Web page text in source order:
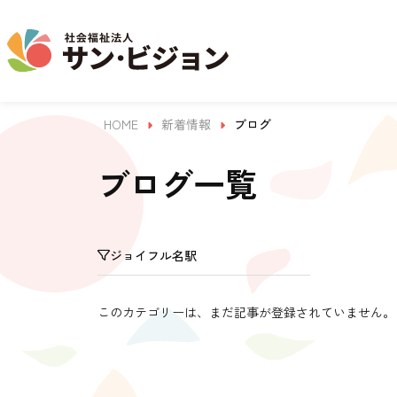
地域から探す
学童保育事業
東山公園
法人について
法人の取り組み
お問い合わせHOME 新着情報 ブログ
ブログ一覧
ジョイフル名駅
このカテゴリーは、まだ記事が登録されていません。